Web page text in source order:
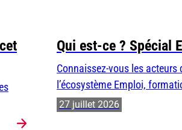
Qui est-ce ? Spécial
Connaissez-vous les acteurs
l’écosystème Emploi,
27 juillet 2026